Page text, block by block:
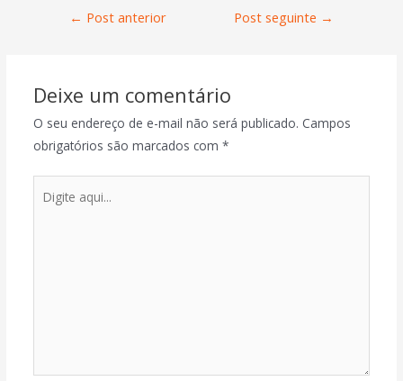
← Post anterior Post seguinte →
Deixe um comentário
O seu endereço de e-mail não será publicado. Campos
obrigatórios são marcados com *